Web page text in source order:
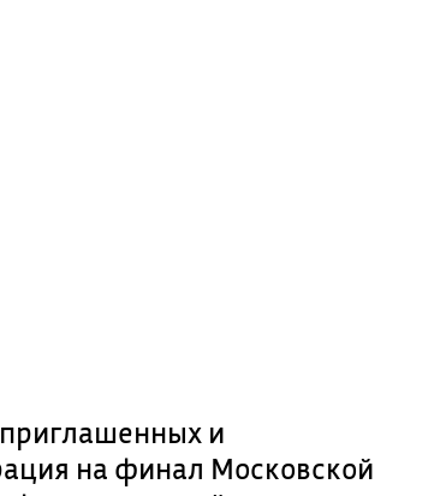
и
на финал Московской